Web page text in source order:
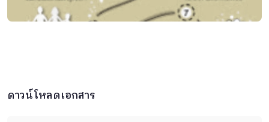
ดาวน์โหลดเอกสาร